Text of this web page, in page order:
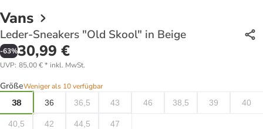
Vans
Leder-Sneakers "Old Skool" in Beige
-63%30,99 €
UVP: 85,00 €* inkl. MwSt.
GrößeWeniger als 10 verfügbar
38
36 36,5 43 46 38,5 39 40
40,5 42 44,5 47